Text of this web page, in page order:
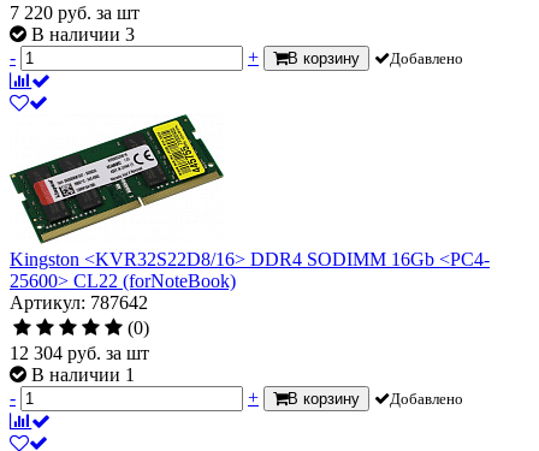
7 220 руб. за шт
В наличии 3
-
+ В корзину Добавлено
Kingston <KVR32S22D8/16> DDR4 SODIMM 16Gb <PC4-
25600> CL22 (forNoteBook)
Артикул: 787642
(0)
12 304 руб. за шт
В наличии 1
-
+ В корзину Добавлено